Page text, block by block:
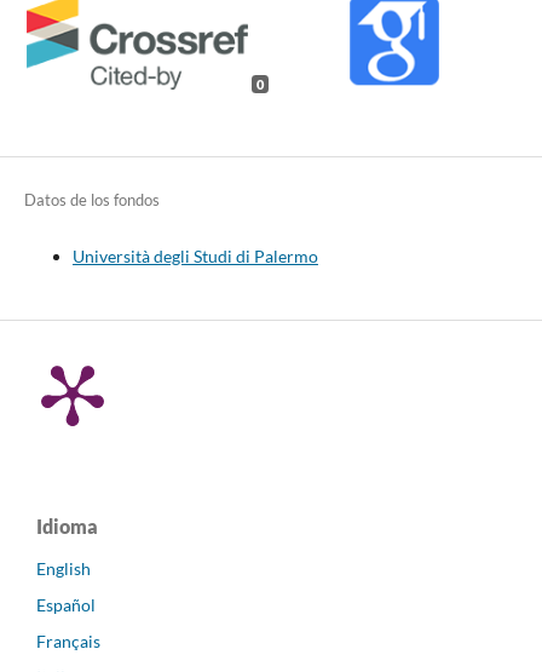
0
Datos de los fondos
Università degli Studi di Palermo
Idioma
English
Español
Français